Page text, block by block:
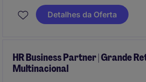
competencies, and the strengthening
culture. Acts as a facilitator between
organization's strategic objectives.
Detalhes da Oferta
HR Business Partner | Grande
Multinacional